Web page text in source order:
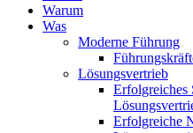
Warum
Was
Moderne Führung
Lösungsvertrieb
Erfolgreiches
Erfolgreiche